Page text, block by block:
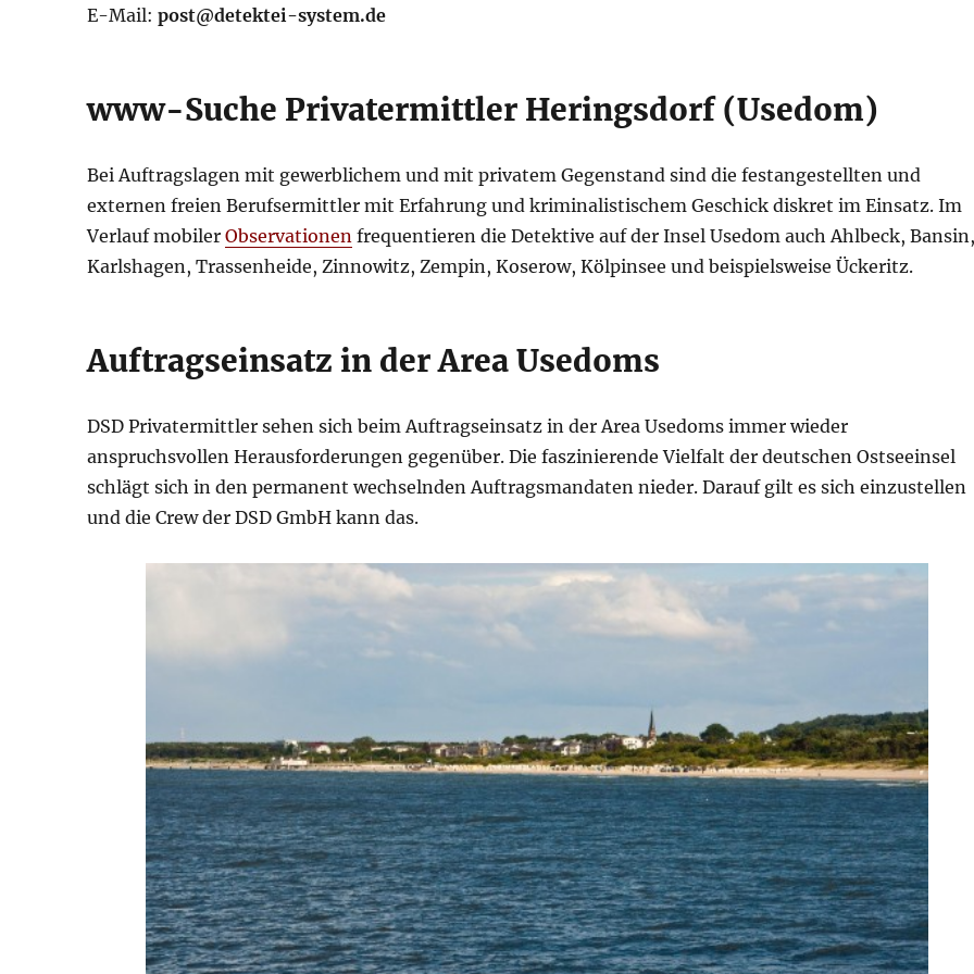
E-Mail:post@detektei-system.de
www-Suche Privatermittler Heringsdorf (Usedom)
Bei Auftragslagen mit gewerblichem und mit privatem Gegenstand sind die festangestellten und
externen freien Berufsermittler mit Erfahrung und kriminalistischem Geschick diskret im Einsatz. Im
Verlauf mobilerObservationen frequentieren die Detektive auf der Insel Usedom auch Ahlbeck,
Karlshagen, Trassenheide, Zinnowitz, Zempin, Koserow, Kölpinsee und beispielsweise Ückeritz.
Auftragseinsatz in der Area Usedoms
DSD Privatermittler sehen sich beim Auftragseinsatz in der Area Usedoms immer wieder
anspruchsvollen Herausforderungen gegenüber. Die faszinierende Vielfalt der deutschen Ostseeinsel
schlägt sich in den permanent wechselnden Auftragsmandaten nieder. Darauf gilt es sich einzustellen
und die Crew der DSD GmbH kann das.